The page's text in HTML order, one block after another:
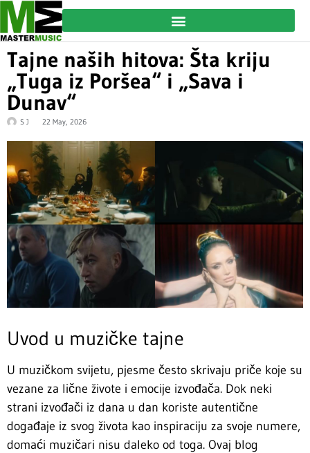
Tajne naših hitova: Šta kriju
„Tuga iz Poršea“ i „Sava i
Dunav“
S J 22 May, 2026
Uvod u muzičke tajne
U muzičkom svijetu, pjesme često skrivaju priče koje su
vezane za lične živote i emocije izvođača. Dok neki
strani izvođači iz dana u dan koriste autentične
događaje iz svog života kao inspiraciju za svoje numere,
domaći muzičari nisu daleko od toga. Ovaj blog